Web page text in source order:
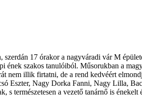
17 órakor a nagyváradi vár M
szakos tanulóiból. Műsorukban a
nem illik firtatni, de a rend kedvéért
Eszter, Nagy Dorka Fanni, Nagy Lilla,
s természetesen a vezető tanárnő is